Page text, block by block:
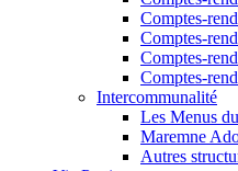
Comptes-
Comptes-
Comptes-
Comptes-
Intercommunalité
Les Menus
Maremne
Autres